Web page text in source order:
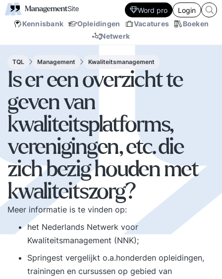
Kennisbank Opleidingen Vacatures
Boeken
Netwerk
Word pro Login
TQL Management Kwaliteitsmanagement
Is er een overzicht te
geven van
kwaliteitsplatforms,
verenigingen, etc. die
zich bezig houden met
kwaliteitszorg?
Meer informatie is te vinden op:
het Nederlands Netwerk voor
Kwaliteitsmanagement (NNK);
Springest vergelijkt o.a.honderden opleidingen,
trainingen en cursussen op gebied van